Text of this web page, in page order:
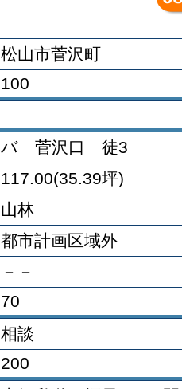
松山市菅沢町
100
バ 菅沢口 徒3
117.00(35.39坪)
山林
都市計画区域外
－－
70
相談
200